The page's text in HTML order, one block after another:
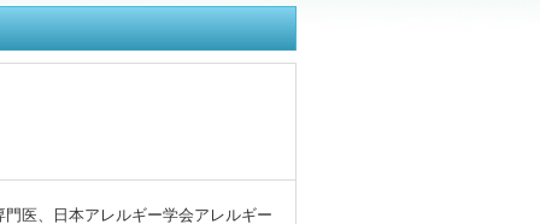
医、日本アレルギー学会アレルギー